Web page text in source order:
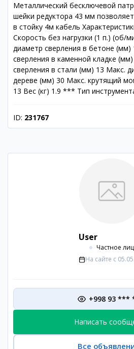
Металлический бесключевой
шейки редуктора 43 мм
в стойку 4м кабель
Скорость без нагрузки (1 п.) (об/
диаметр сверления в бетоне (мм)
сверления в каменной кладке
сверления в стали (мм) 13 Макс.
дереве (мм) 30 Макс. крутящий
13 Вес (кг) 1.9 *** Тип
ID: 231767
User
Частное
На сайте с
+998 93 ***
Написать
Все